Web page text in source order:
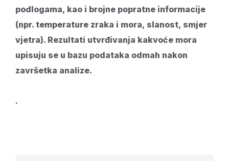
podlogama, kao i brojne popratne informacije
(npr. temperature zraka i mora, slanost, smjer
vjetra). Rezultati utvrđivanja kakvoće mora
upisuju se u bazu podataka odmah nakon
završetka analize.
.